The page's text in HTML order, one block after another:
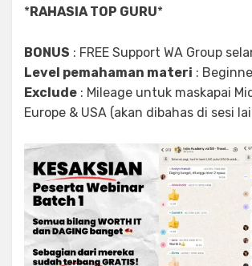
*RAHASIA TOP GURU*
BONUS : FREE Support WA Group
Level pemahaman materi :
Exclude : Mileage untuk maskapai
Europe & USA (akan dibahas di sesi